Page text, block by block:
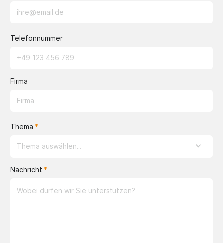
Telefonnummer
Firma
Thema
Thema auswählen...
Nachricht